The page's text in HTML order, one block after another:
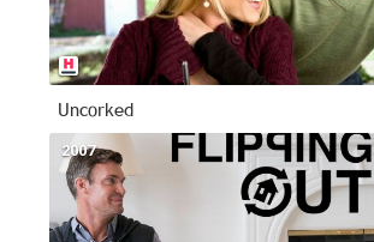
Uncorked
2007